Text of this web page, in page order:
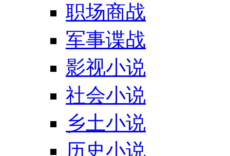
职场商战
军事谍战
影视小说
社会小说
乡土小说
历史小说